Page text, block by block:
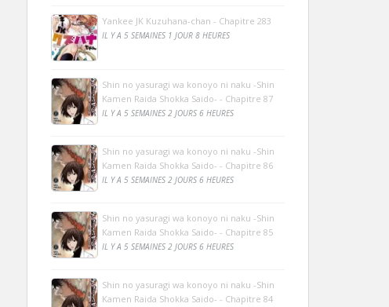
Yankee JK Kuzuhana-chan - Chapitre 283
IL Y A 5 SEMAINES 1 JOUR 8 HEURES
Shin no yasuragi wa konoyo ni naku -Shin
Kamen Raida Shokka Saido- - Chapitre 87
IL Y A 5 SEMAINES 2 JOURS 6 HEURES
Shin no yasuragi wa konoyo ni naku -Shin
Kamen Raida Shokka Saido- - Chapitre 86
IL Y A 5 SEMAINES 2 JOURS 6 HEURES
Shin no yasuragi wa konoyo ni naku -Shin
Kamen Raida Shokka Saido- - Chapitre 85
IL Y A 5 SEMAINES 2 JOURS 6 HEURES
Shin no yasuragi wa konoyo ni naku -Shin
Kamen Raida Shokka Saido- - Chapitre 84